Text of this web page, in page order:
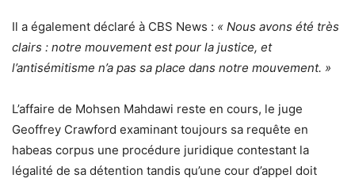
Il a également déclaré à CBS News : « Nous avons été très
clairs : notre mouvement est pour la justice, et
l’antisémitisme n’a pas sa place dans notre mouvement. »
L’affaire de Mohsen Mahdawi reste en cours, le juge
Geoffrey Crawford examinant toujours sa requête en
habeas corpus une procédure juridique contestant la
légalité de sa détention tandis qu’une cour d’appel doit